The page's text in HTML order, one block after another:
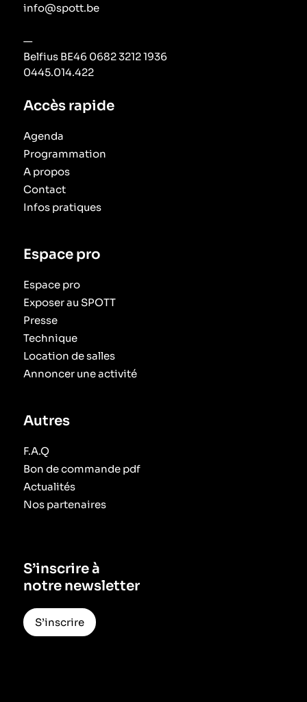
Accès rapide
Agenda
Programmation
A propos
Contact
Infos pratiques
Espace pro
Espace pro
Exposer au SPOTT
Presse
Technique
Location de salles
Annoncer une activité
Autres
F.A.Q
Bon de commande pdf
Actualités
Nos partenaires
S’inscrire à
notre newsletter
S’inscrire
info@spott.be
—
Belfius BE46 0682 3212 1936
0445.014.422